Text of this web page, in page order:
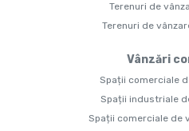
Terenuri de
Terenuri de
Vânzări
Spații comerciale
Spații industriale
Spații comerciale de